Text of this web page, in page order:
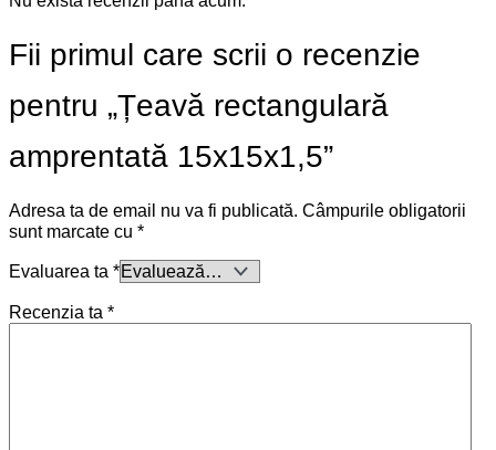
Fii primul care scrii o recenzie
pentru „Țeavă rectangulară
amprentată 15x15x1,5”
Adresa ta de email nu va fi publicată. Câmpurile obligatorii
sunt marcate cu *
Evaluarea ta *
Recenzia ta *